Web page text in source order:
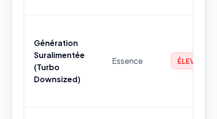
Génération
Suralimentée
(Turbo
Downsized)
Essence ÉLEVÉ